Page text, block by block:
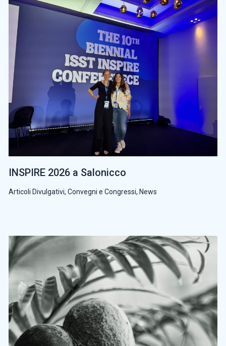
INSPIRE 2026 a Salonicco
Articoli Divulgativi, Convegni e Congressi, News